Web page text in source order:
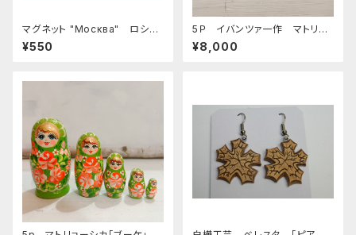
マグネット "Москва" ロシア
土産に最適 ZZ272
¥550
5Ｐ イバンツァ一作 マトリョ
ーシカ 「ポピー」 11.5ｃｍ M
T Iv002
¥8,000